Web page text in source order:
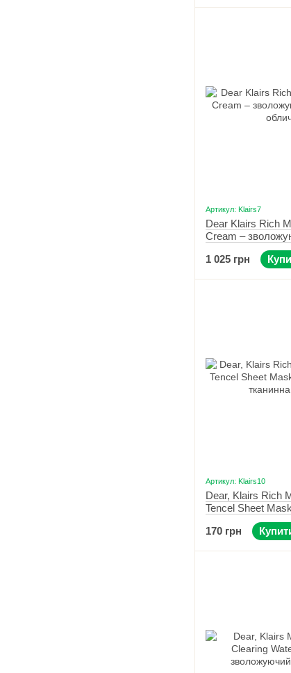
Артикул: Klairs7
Dear Klairs Rich
Cream –
обличчя 80 мл
1 025 грн
Артикул: Klairs10
Dear, Klairs Rich
Tencel Sheet
тканинна маска 1
170 грн